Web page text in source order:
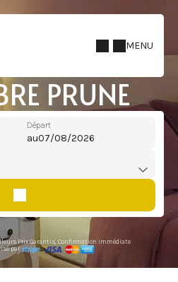
MENU
PRUNE
Départ
au
Prix Garantis, Confirmation Immédiate
par